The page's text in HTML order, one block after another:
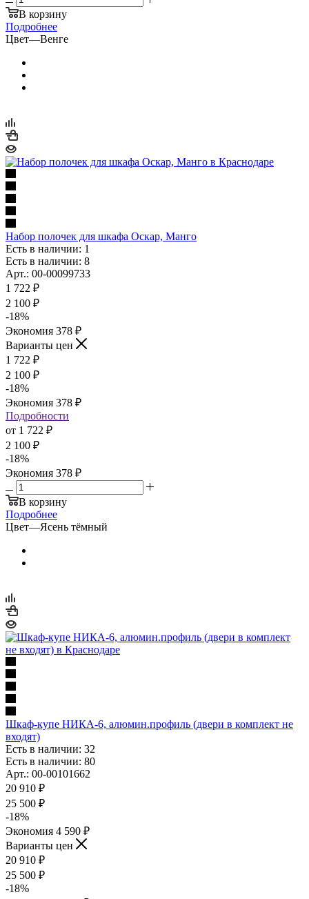
В корзину
Подробнее
Цвет—Венге
Набор полочек для шкафа Оскар, Манго
Есть в наличии: 1
Есть в наличии: 8
Арт.: 00-00099733
1 722 ₽
2 100 ₽
-18%
Экономия 378 ₽
Варианты цен
1 722 ₽
2 100 ₽
-18%
Экономия 378 ₽
Подробности
от 1 722 ₽
2 100 ₽
-18%
Экономия 378 ₽
В корзину
Подробнее
Цвет—Ясень тёмный
Шкаф-купе НИКА-6, алюмин.профиль (двери в комплект не
входят)
Есть в наличии: 32
Есть в наличии: 80
Арт.: 00-00101662
20 910 ₽
25 500 ₽
-18%
Экономия 4 590 ₽
Варианты цен
20 910 ₽
25 500 ₽
-18%